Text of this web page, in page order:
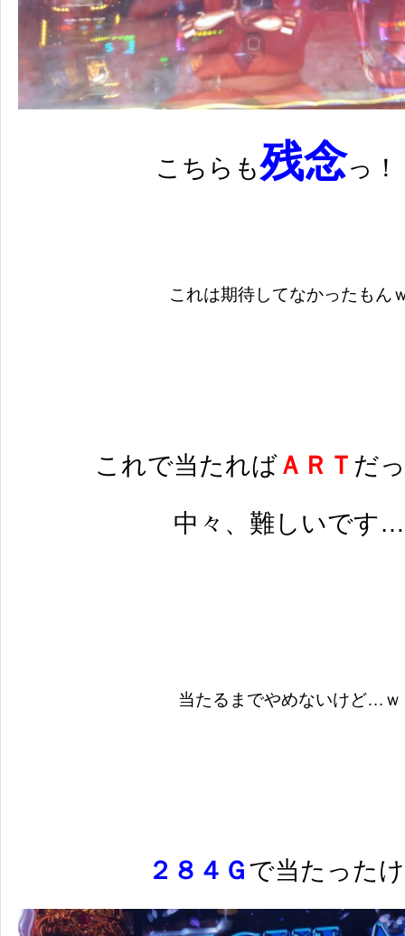
こちらも残念っ！
これは期待してなかったもん
これで当たればＡＲＴ だ
中々、難しいです…
当たるまでやめないけど…ｗ
２８４Ｇで当たった